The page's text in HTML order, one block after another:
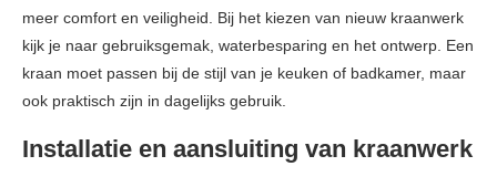
meer comfort en veiligheid. Bij het kiezen van nieuw kraanwerk
kijk je naar gebruiksgemak, waterbesparing en het ontwerp. Een
kraan moet passen bij de stijl van je keuken of badkamer, maar
ook praktisch zijn in dagelijks gebruik.
Installatie en aansluiting van kraanwerk